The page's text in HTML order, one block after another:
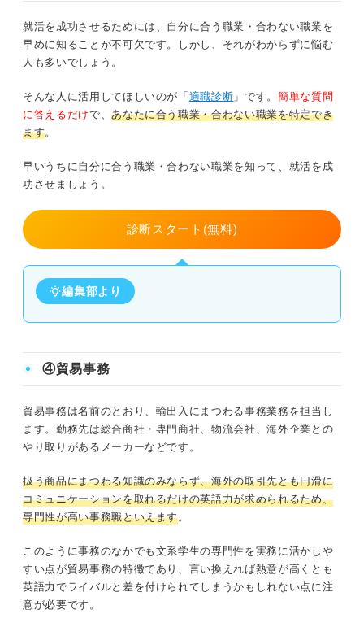
就活を成功させるためには、自分に合う職業・合わない職業を
早めに知ることが不可欠です。しかし、それがわからずに悩む
人も多いでしょう。
そんな人に活用してほしいのが「 適職診断 」です。 簡単な質問
に答えるだけで、あなたに合う職業・合わない職業を特定でき
ます。
早いうちに自分に合う職業・合わない職業を知って、就活を成
功させましょう。
診断スタート(無料)
編集部より
④貿易事務
貿易事務は名前のとおり、輸出入にまつわる事務業務を担当し
ます。勤務先は総合商社・専門商社、物流会社、海外企業との
やり取りがあるメーカーなどです。
扱う商品にまつわる知識のみならず、海外の取引先とも円滑に
コミュニケーションを取れるだけの英語力が求められるため、
専門性が高い事務職といえます。
このように事務のなかでも文系学生の専門性を実務に活かしや
すい点が貿易事務の特徴であり、言い換えれば熱意が高くとも
英語力でライバルと差を付けられてしまうかもしれない点に注
意が必要です。